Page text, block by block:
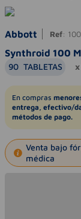
Abbott Ref:
Synthroid 100
90 TABLETAS
En compras
entrega, efectivo/
métodos de pago.
Venta bajo
médica